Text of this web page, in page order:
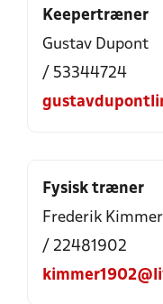
Keepertræner
Gustav Dupont
/ 53344724
Fysisk træner
Frederik
/ 22481902